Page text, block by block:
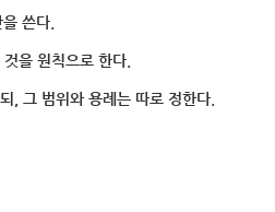
쓴다.
을 원칙으로 한다.
, 그 범위와 용례는 따로 정한다.